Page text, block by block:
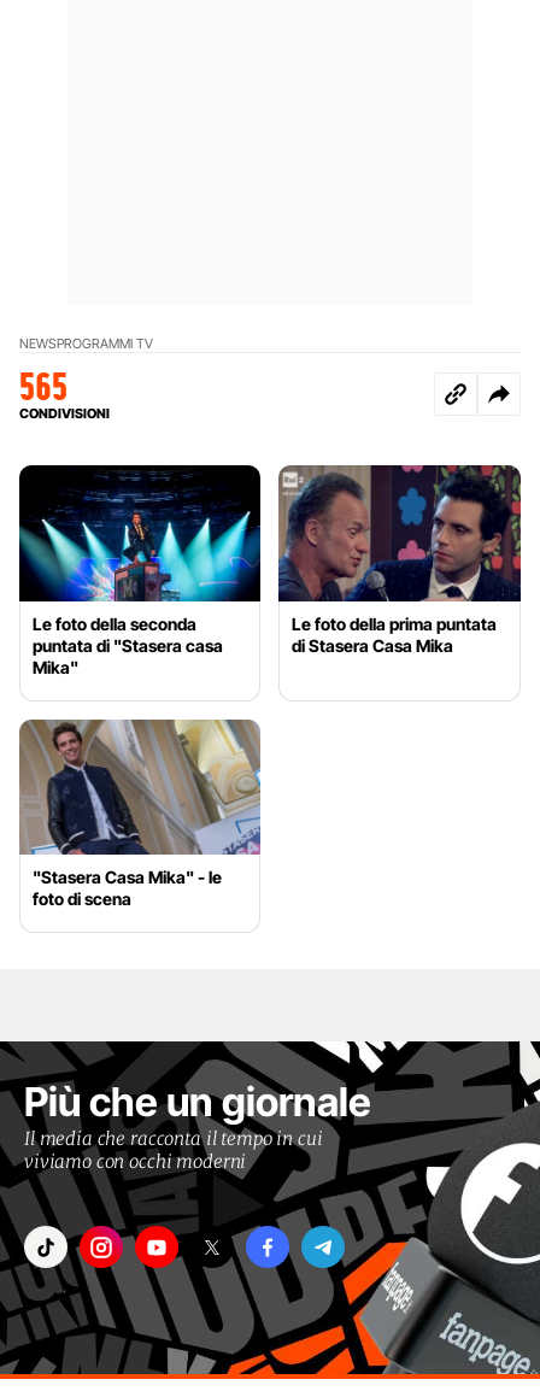
NEWSPROGRAMMI TV
565
CONDIVISIONI
Le foto della seconda
puntata di "Stasera casa
Mika"
Le foto della prima puntata
di Stasera Casa Mika
"Stasera Casa Mika" - le
foto di scena
Più che un giornale
Il media che racconta il tempo in cui
viviamo con occhi moderni